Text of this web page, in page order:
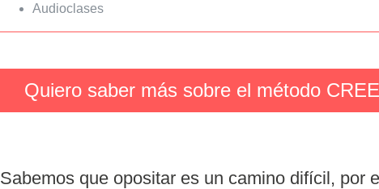
Audioclases
Quiero saber más sobre el método
Sabemos que opositar es un camino difícil, por